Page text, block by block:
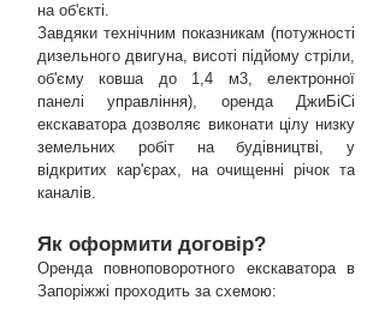
на об'єкті.
Завдяки технічним показникам (потужності
дизельного двигуна, висоті підйому стріли,
об'єму ковша до 1,4 м3, електронної
панелі управління), оренда ДжиБіСі
екскаватора дозволяє виконати цілу низку
земельних робіт на будівництві, у
відкритих кар'єрах, на очищенні річок та
каналів.
Як оформити договір?
Оренда повноповоротного екскаватора в
Запоріжжі проходить за схемою: